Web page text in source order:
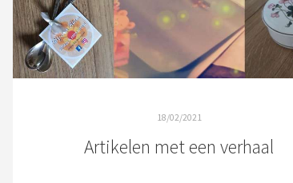
18/02/2021
Artikelen met een verhaal